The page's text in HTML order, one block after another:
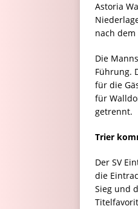
Astoria
nach
Die
Führung.
für die
für
getrennt.
Trier
Der SV
die
Sieg und